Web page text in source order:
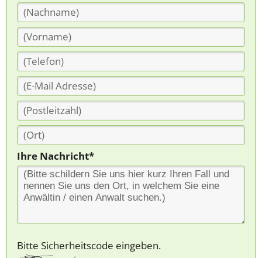
Ihre Nachricht*
Bitte Sicherheitscode eingeben.